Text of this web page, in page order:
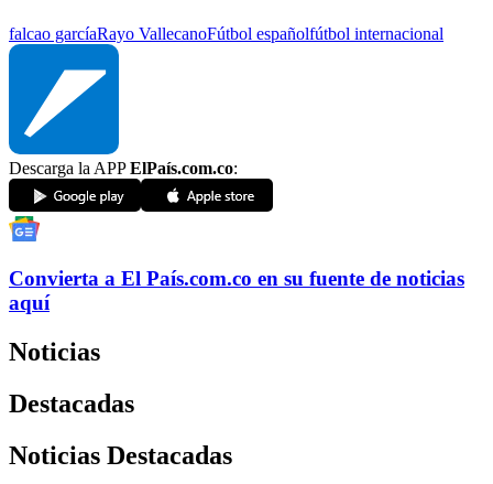
falcao garcíaRayo VallecanoFútbol españolfútbol internacional
Descarga la APPElPaís.com.co:
Convierta a El País.com.co en su fuente de noticias
aquí
Noticias
Destacadas
Noticias Destacadas